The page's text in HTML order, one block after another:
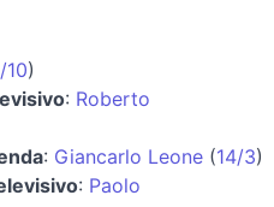
10)
: Roberto
: Giancarlo Leone (14/3)
: Paolo